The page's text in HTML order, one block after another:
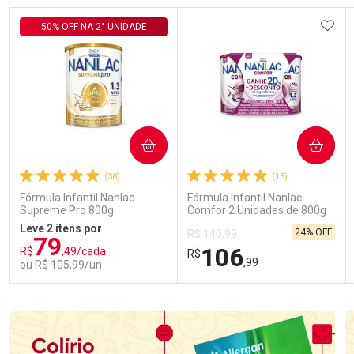
(38)
Fórmula Infantil Nanlac
Supreme Pro 800g
50% OFF NA 2° UNIDADE
Leve 2 itens por
R$79,49/cada
ou R$ 105,99/un
COMPRAR
(13)
Fórmula Infantil Nanlac
Comfor 2 Unidades de 800g
R$ 140,99
R$106,99
24% OFF
COMPRAR
Laboratório
Por Menos